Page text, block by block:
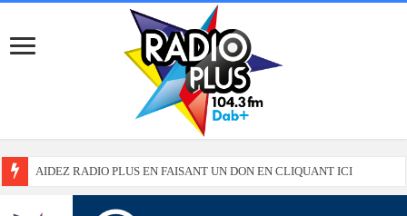
AIDEZ RADIO PLUS EN FAISANT UN DON EN CLIQUANT ICI